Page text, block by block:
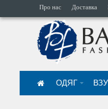
Про нас Доставка
ОДЯГ